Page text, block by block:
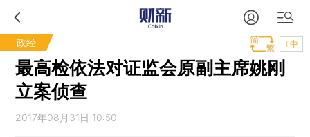
政经 T中
最高检依法对证监会原副主席姚刚
立案侦查
2017年08月31日 10:50